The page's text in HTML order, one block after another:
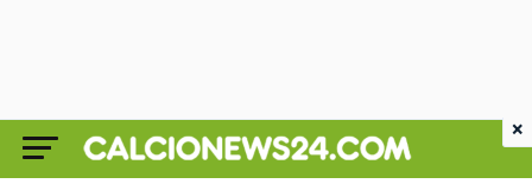
×